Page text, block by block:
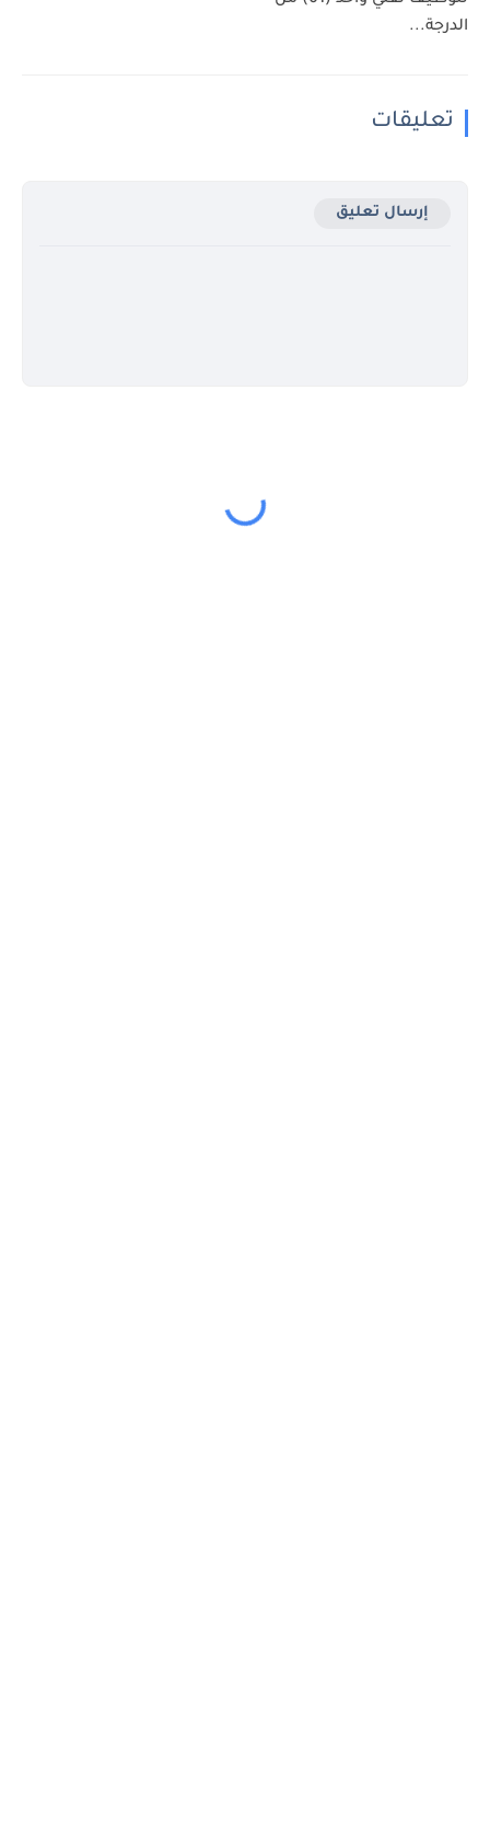
الدرجة...
تعليقات
إرسال تعليق